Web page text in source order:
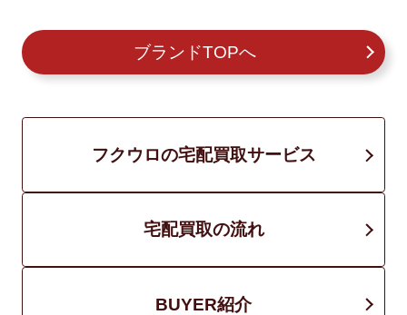
ブランドTOPへ
フクウロの宅配買取サービス
宅配買取の流れ
BUYER紹介